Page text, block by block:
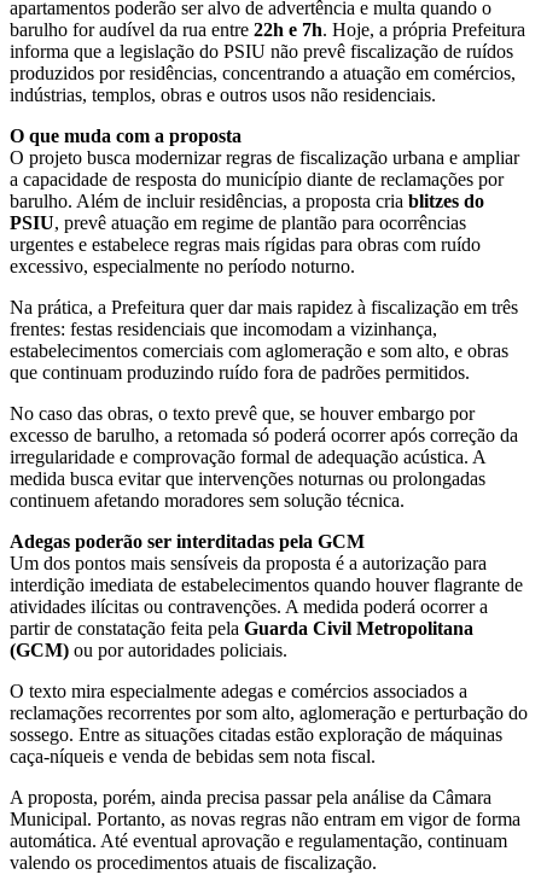
apartamentos poderão ser alvo de advertência e multa quando o
barulho for audível da rua entre 22h e 7h. Hoje, a própria Prefeitura
informa que a legislação do PSIU não prevê fiscalização de ruídos
produzidos por residências, concentrando a atuação em comércios,
indústrias, templos, obras e outros usos não residenciais.
O que muda com a proposta
O projeto busca modernizar regras de fiscalização urbana e ampliar
a capacidade de resposta do município diante de reclamações por
barulho. Além de incluir residências, a proposta cria blitzes do
PSIU, prevê atuação em regime de plantão para ocorrências
urgentes e estabelece regras mais rígidas para obras com ruído
excessivo, especialmente no período noturno.
Na prática, a Prefeitura quer dar mais rapidez à fiscalização em três
frentes: festas residenciais que incomodam a vizinhança,
estabelecimentos comerciais com aglomeração e som alto, e obras
que continuam produzindo ruído fora de padrões permitidos.
No caso das obras, o texto prevê que, se houver embargo por
excesso de barulho, a retomada só poderá ocorrer após correção da
irregularidade e comprovação formal de adequação acústica. A
medida busca evitar que intervenções noturnas ou prolongadas
continuem afetando moradores sem solução técnica.
Adegas poderão ser interditadas pela GCM
Um dos pontos mais sensíveis da proposta é a autorização para
interdição imediata de estabelecimentos quando houver flagrante de
atividades ilícitas ou contravenções. A medida poderá ocorrer a
partir de constatação feita pela Guarda Civil Metropolitana
(GCM) ou por autoridades policiais.
O texto mira especialmente adegas e comércios associados a
reclamações recorrentes por som alto, aglomeração e perturbação do
sossego. Entre as situações citadas estão exploração de máquinas
caça-níqueis e venda de bebidas sem nota fiscal.
A proposta, porém, ainda precisa passar pela análise da Câmara
Municipal. Portanto, as novas regras não entram em vigor de forma
automática. Até eventual aprovação e regulamentação, continuam
valendo os procedimentos atuais de fiscalização.